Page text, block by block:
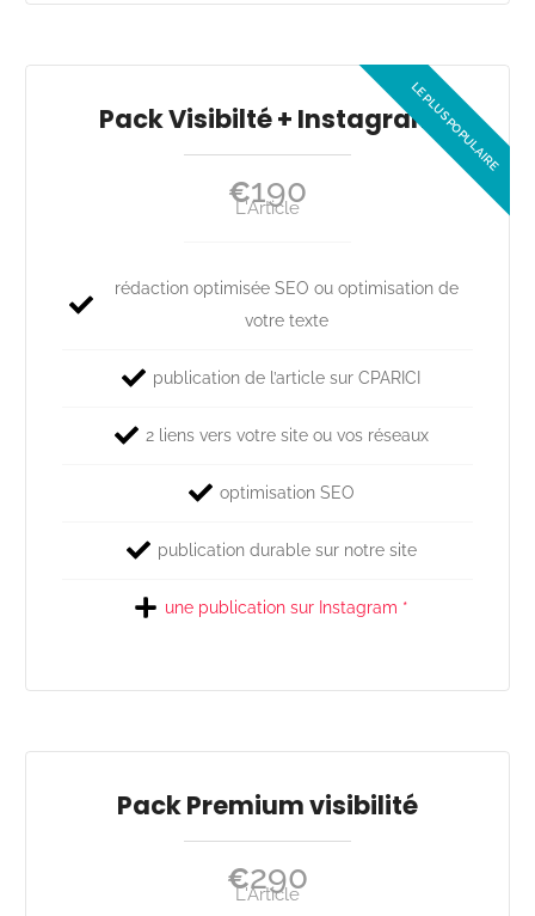
Pack Visibilté + Instagram
€190
L'Article
rédaction optimisée SEO ou optimisation de
votre texte
publication de l’article sur CPARICI
2 liens vers votre site ou vos réseaux
optimisation SEO
publication durable sur notre site
une publication sur Instagram *
Pack Premium visibilité
€290
L'Article